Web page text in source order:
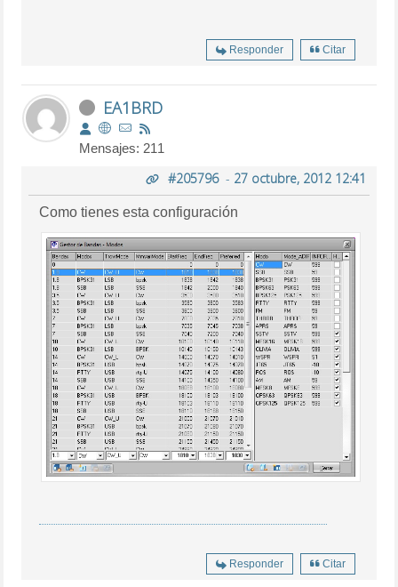
Responder Citar
EA1BRD
Mensajes: 211
#205796- 27 octubre, 2012 12:41
Como tienes esta configuración
Responder Citar